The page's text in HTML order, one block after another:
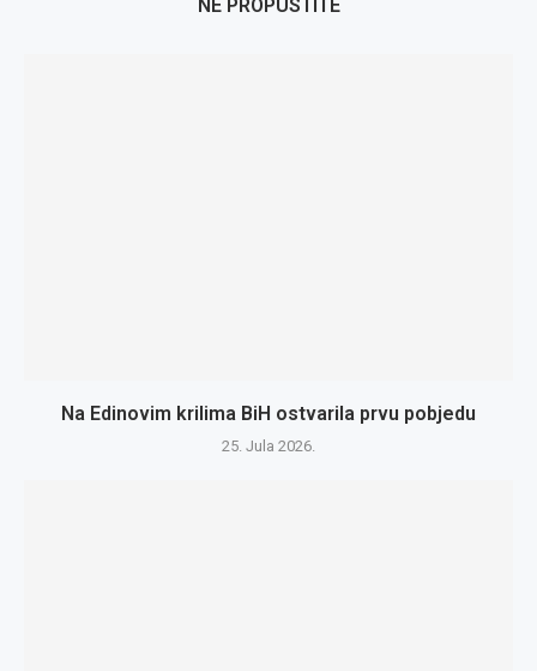
NE PROPUSTITE
Na Edinovim krilima BiH ostvarila prvu pobjedu
25. Jula 2026.